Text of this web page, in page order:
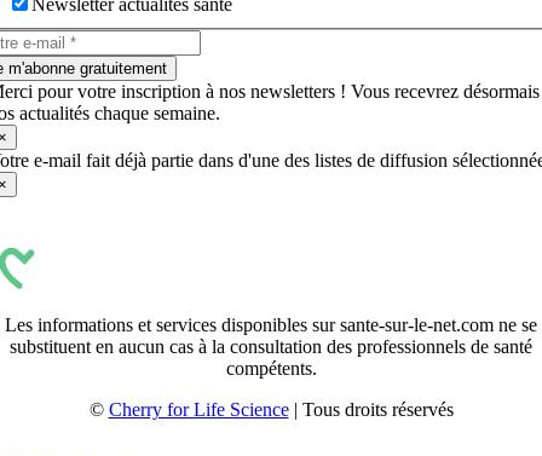
Newsletter actualités santé
m'abonne gratuitement
pour votre inscription à nos newsletters ! Vous recevrez désormais
actualités chaque semaine.
e-mail fait déjà partie dans d'une des listes de diffusion
Les informations et services disponibles sur sante-sur-le-net.com ne se
substituent en aucun cas à la consultation des professionnels de santé
compétents.
© Cherry for Life Science| Tous droits réservés